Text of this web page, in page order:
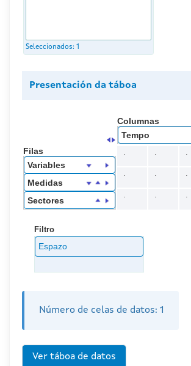
Seleccionados: 1
Presentación da táboa
Columnas
Tempo
Filas
Variables
Medidas
Sectores
Filtro
Espazo
Número de celas de datos: 1